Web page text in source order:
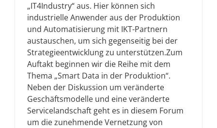
„IT4Industry“ aus. Hier können sich
industrielle Anwender aus der Produktion
und Automatisierung mit IKT-Partnern
austauschen, um sich gegenseitig bei der
Strategieentwicklung zu unterstützen.Zum
Auftakt beginnen wir die Reihe mit dem
Thema „Smart Data in der Produktion“.
Neben der Diskussion um veränderte
Geschäftsmodelle und eine veränderte
Servicelandschaft geht es in diesem Forum
um die zunehmende Vernetzung von